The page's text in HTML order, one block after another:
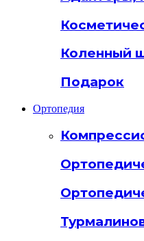
Коленный
Подарок
Ортопедия